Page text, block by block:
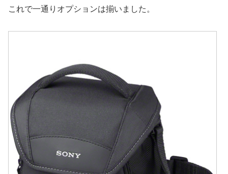
これで一通りオプションは揃いました。